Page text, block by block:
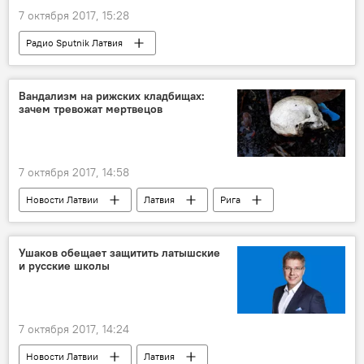
7 октября 2017, 15:28
Радио Sputnik Латвия
Борьба Каталонии за независимость
Испания
Каталония
Николай Топорнин
независимость
Вандализм на рижских кладбищах:
зачем тревожат мертвецов
7 октября 2017, 14:58
Новости Латвии Латвия
Рига
Анатолий Алексеенко
Департамент жилья и окружающей среды Рижской думы
кладбище "Лачупес"
Ушаков обещает защитить латышские
и русские школы
7 октября 2017, 14:24
Новости Латвии
Латвия